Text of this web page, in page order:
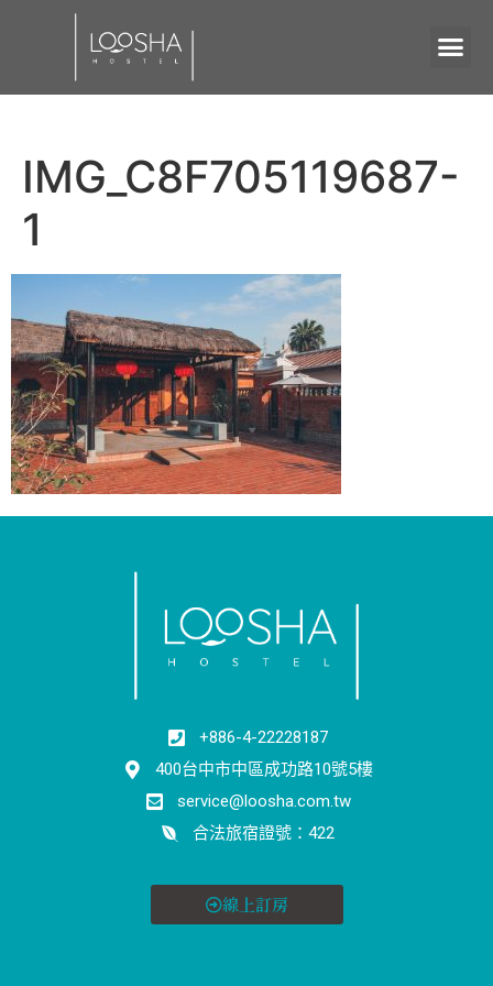
IMG_C8F705119687-
1
+886-4-22228187
400台中市中區成功路10號5樓
service@loosha.com.tw
合法旅宿證號：422
線上訂房